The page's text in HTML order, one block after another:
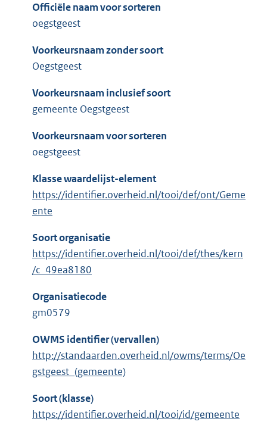
Officiële naam voor sorteren
oegstgeest
Voorkeursnaam zonder soort
Oegstgeest
Voorkeursnaam inclusief soort
gemeente Oegstgeest
Voorkeursnaam voor sorteren
oegstgeest
Klasse waardelijst-element
https://identifier.overheid.nl/tooi/def/ont/Geme
ente
Soort organisatie
https://identifier.overheid.nl/tooi/def/thes/kern
/c_49ea8180
Organisatiecode
gm0579
OWMS identifier (vervallen)
http://standaarden.overheid.nl/owms/terms/Oe
gstgeest_(gemeente)
Soort (klasse)
https://identifier.overheid.nl/tooi/id/gemeente